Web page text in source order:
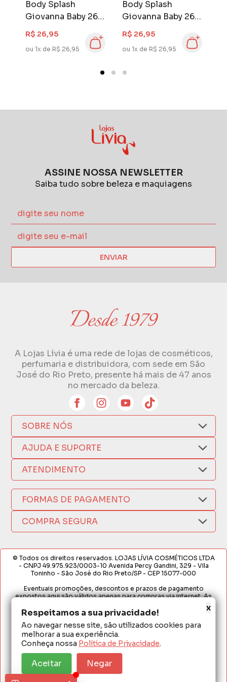
Respeitamos a sua privacidade!
Ao navegar nesse site, são utilizados cookies para
melhorar a sua experiência.
Conheça nossa Política de Privacidade.
Aceitar Negar
x
nosso público é a identificação que as
mulheres têm com a nossa marca, capaz de
oferecer produtos exclusivos, em um clima
de magia e puro encantamento.
Body Splash
Giovanna Baby 260
ml Candy
R$ 26,95
ou 1x de R$ 26,95
Body Splash
Giovanna Baby 260
ml Classic
R$ 26,95
ou 1x de R$ 26,95
ASSINE NOSSA NEWSLETTER
Saiba tudo sobre beleza e maquiagens
ENVIAR
A Lojas Lívia é uma rede de lojas de cosméticos,
perfumaria e distribuidora, com sede em São
José do Rio Preto, presente há mais de 47 anos
no mercado da beleza.
SOBRE NÓS
Quem Somos
Compra Segura
Como Comprar
Nossas Lojas
Política de Privacidade
AJUDA E SUPORTE
Nosso Aplicativo
Trocas e Devoluções
Formas de Pagamento
Fretes e Entregas
Fabricantes
Termos de Compra e Venda
ATENDIMENTO
(17) 3209-9595
sacweb@lojaslivia.com.br
FORMAS DE PAGAMENTO
COMPRA SEGURA
© Todos os direitos reservados. LOJAS LÍVIA COSMÉTICOS LTDA
- CNPJ 49.975.923/0003-10 Avenida Percy Gandini, 329 - Vila
Toninho - São José do Rio Preto/SP - CEP 15077-000
Eventuais promoções, descontos e prazos de pagamento
expostos aqui são válidos apenas para compras via internet. As
Loja. É proibida a utilização total ou parcial sem nossa autorização.
Em caso de divergência de preços no site, o valor válido é o do
Carrinho de Compras. Preços e condições de pagamento
exclusivos para compras via internet. Ofertas válidas até o
término de nossos estoques para internet. Vendas sujeitas à
análise e confirmação de dados.